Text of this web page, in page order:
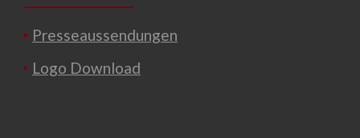
Presseaussendungen
Logo Download